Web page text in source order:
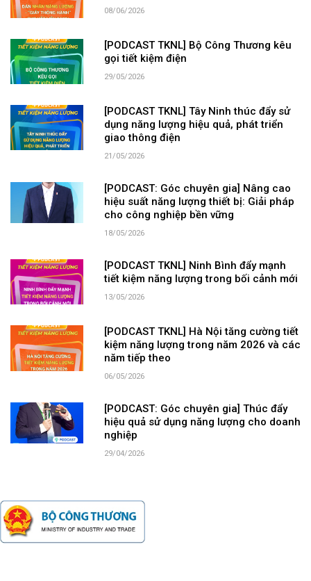
08/06/2026
[PODCAST TKNL] Bộ Công Thương kêu
gọi tiết kiệm điện
29/05/2026
[PODCAST TKNL] Tây Ninh thúc đẩy sử
dụng năng lượng hiệu quả, phát triển
giao thông điện
21/05/2026
[PODCAST: Góc chuyên gia] Nâng cao
hiệu suất năng lượng thiết bị: Giải pháp
cho công nghiệp bền vững
18/05/2026
[PODCAST TKNL] Ninh Bình đẩy mạnh
tiết kiệm năng lượng trong bối cảnh mới
13/05/2026
[PODCAST TKNL] Hà Nội tăng cường tiết
kiệm năng lượng trong năm 2026 và các
năm tiếp theo
06/05/2026
[PODCAST: Góc chuyên gia] Thúc đẩy
hiệu quả sử dụng năng lượng cho doanh
nghiệp
29/04/2026